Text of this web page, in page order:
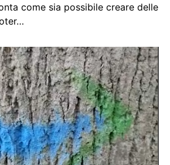
come sia possibile creare delle
…